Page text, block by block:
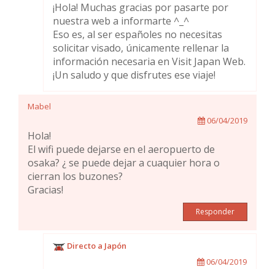
¡Hola! Muchas gracias por pasarte por
nuestra web a informarte ^_^
Eso es, al ser españoles no necesitas
solicitar visado, únicamente rellenar la
información necesaria en Visit Japan Web.
¡Un saludo y que disfrutes ese viaje!
Mabel
06/04/2019
Hola!
El wifi puede dejarse en el aeropuerto de
osaka? ¿ se puede dejar a cuaquier hora o
cierran los buzones?
Gracias!
Responder
Directo a Japón
06/04/2019